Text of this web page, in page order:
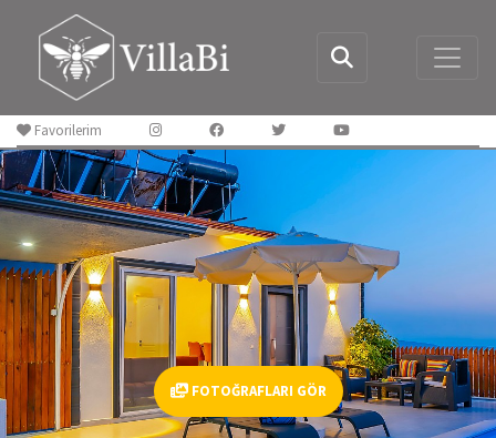
Favorilerim
FOTOĞRAFLARI GÖR